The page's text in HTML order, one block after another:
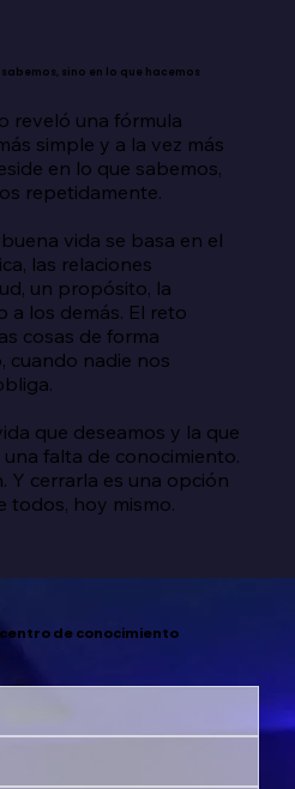
sino en lo que hacemos
reveló una fórmula
simple y a la vez más
en lo que sabemos,
repetidamente.
vida se basa en el
las relaciones
un propósito, la
a los demás. El reto
cosas de forma
cuando nadie nos
que deseamos y la que
falta de conocimiento.
Y cerrarla es una opción
todos, hoy mismo.
de conocimiento